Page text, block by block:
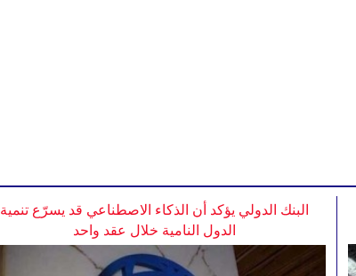
البنك الدولي يؤكد أن الذكاء الاصطناعي قد يسرّع تنمية
الدول النامية خلال عقد واحد